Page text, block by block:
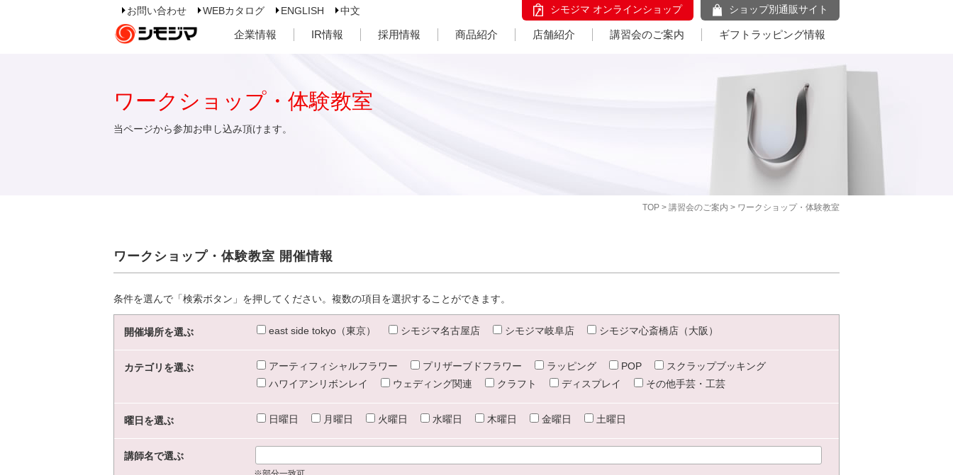
お問い合わせ WEBカタログ ENGLISH 中文 シモジマ オンラインショップ ショップ別通販サイト
企業情報 IR情報 採用情報 商品紹介 店舗紹介 講習会のご案内 ギフトラッピング情報
TOP > 講習会のご案内 > ワークショップ・体験教室
ワークショップ・体験教室
当ページから参加お申し込み頂けます。
ワークショップ・体験教室 開催情報
条件を選んで「検索ボタン」を押してください。複数の項目を選択することができます。
開催場所を選ぶ east side tokyo（東京） シモジマ名古屋店 シモジマ岐阜店 シモジマ心斎橋店（大阪）
カテゴリを選ぶ アーティフィシャルフラワー プリザーブドフラワー ラッピング POP
スクラップブッキング
ハワイアンリボンレイ
ウェディング関連 クラフト ディスプレイ その他手芸・工芸
曜日を選ぶ 日曜日 月曜日 火曜日 水曜日 木曜日 金曜日 土曜日
講師名で選ぶ